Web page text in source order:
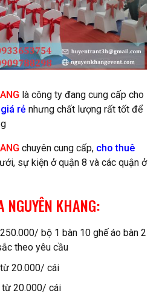
là công ty đang cung cấp cho
rẻ nhưng chất lượng rất tốt để
chuyên cung cấp, cho thuê
sự kiện ở quận 8 và các quận ở
NGUYÊN KHANG:
bộ 1 bàn 10 ghế áo bàn 2
theo yêu cầu
20.000/ cái
từ 20.000/ cái